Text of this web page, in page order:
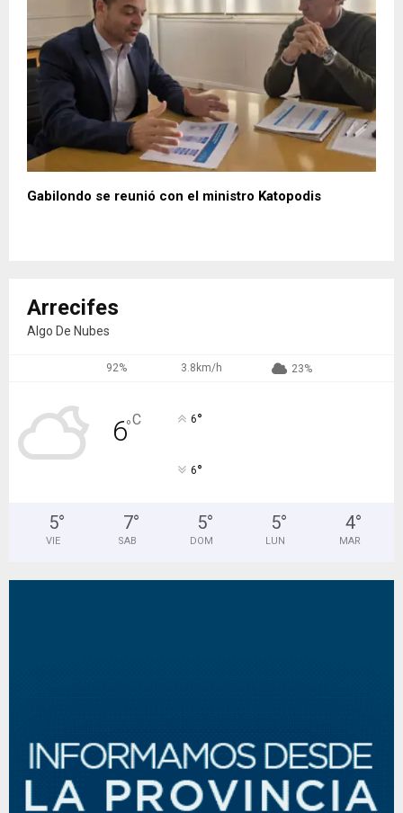
Gabilondo se reunió con el ministro Katopodis
Arrecifes
Algo De Nubes
92% 3.8km/h 23%
6°C 6°
6°
5°
VIE
7°
SAB
5°
DOM
5°
LUN
4°
MAR